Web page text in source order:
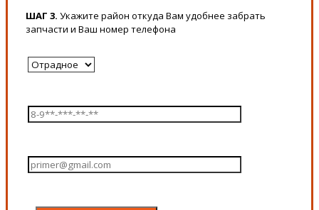
ШАГ 3. Укажите район откуда Вам удобнее забрать
запчасти и Ваш номер телефона